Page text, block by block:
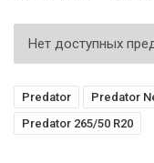
Нет доступных
Predator Predator
Predator 265/50 R20